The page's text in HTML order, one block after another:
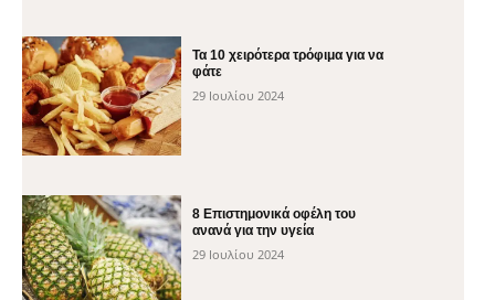
Τα 10 χειρότερα τρόφιμα για να
φάτε
29 Ιουλίου 2024
8 Επιστημονικά οφέλη του
ανανά για την υγεία
29 Ιουλίου 2024